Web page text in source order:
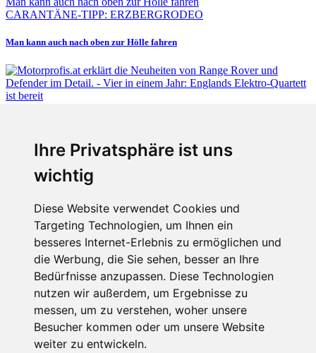
Ihre Privatsphäre ist uns
wichtig
Diese Website verwendet Cookies und
Targeting Technologien, um Ihnen ein
besseres Internet-Erlebnis zu ermöglichen und
die Werbung, die Sie sehen, besser an Ihre
Bedürfnisse anzupassen. Diese Technologien
nutzen wir außerdem, um Ergebnisse zu
messen, um zu verstehen, woher unsere
Besucher kommen oder um unsere Website
weiter zu entwickeln.
CARANTÄNE-TIPP: ERZBERGRODEO
Man kann auch nach oben zur Hölle fahren
Vier in einem Jahr: Englands Elektro-Quartett ist bereit
Fabian Steiner
Auto heißt Auto: Wie man die Klimaanlage bedient (und wie nicht)
Menschen in Bewegung
Sophia Flörsch, Rennfahrerin